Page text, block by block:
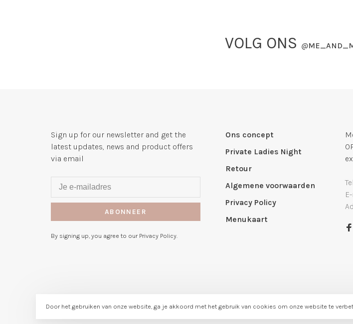
VOLG ONS @
Sign up for our newsletter and get the
latest updates, news and product offers
via email
ABONNEER
By signing up, you agree to our Privacy Policy.
Ons concept
Private Ladies Night
Retour
Algemene voorwaarden
Privacy Policy
Menukaart
© Copyright 2026 Me & Mommy - Powered by Lightspeed- Theme by
Door het gebruiken van onze website, ga je akkoord met het gebruik van cookies om onze website te